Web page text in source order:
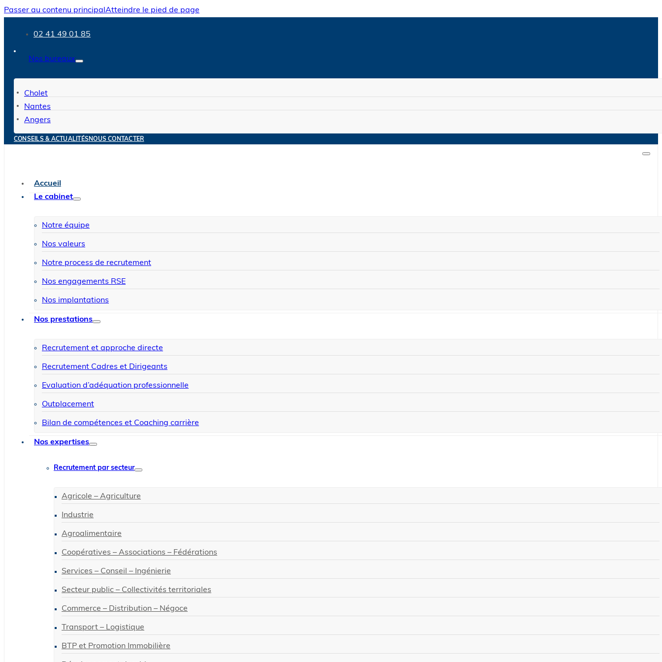
Passer au contenu principal Atteindre le pied de page
02 41 49 01 85
Nos bureaux
Cholet
Nantes
Angers
CONSEILS & ACTUALITÉSNOUS CONTACTER
Accueil
Le cabinet
Notre équipe
Nos valeurs
Notre process de recrutement
Nos engagements RSE
Nos implantations
Nos prestations
Recrutement et approche directe
Recrutement Cadres et Dirigeants
Evaluation d’adéquation professionnelle
Outplacement
Bilan de compétences et Coaching carrière
Nos expertises
Recrutement par secteur
Agricole – Agriculture
Industrie
Agroalimentaire
Coopératives – Associations – Fédérations
Services – Conseil – Ingénierie
Secteur public – Collectivités territoriales
Commerce – Distribution – Négoce
Transport – Logistique
BTP et Promotion Immobilière